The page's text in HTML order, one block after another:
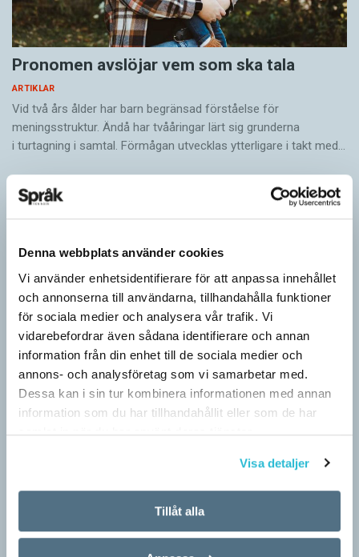
Denna webbplats använder cookies
Vi använder enhetsidentifierare för att anpassa innehållet
och annonserna till användarna, tillhandahålla funktioner
för sociala medier och analysera vår trafik. Vi
vidarebefordrar även sådana identifierare och annan
information från din enhet till de sociala medier och
annons- och analysföretag som vi samarbetar med.
Dessa kan i sin tur kombinera informationen med annan
information som du har tillhandahållit eller som de har
samlat in när du har använt deras tjänster.
Visa detaljer
Tillåt alla
Pronomen avslöjar vem som ska tala
ARTIKLAR
Vid två års ålder har barn begränsad förståelse för
meningsstruktur. Ändå har tvååringar lärt sig grunderna
i turtagning i samtal. Förmågan utvecklas ytterligare i takt med…
Hundfiskare vill få någon på kroken
ARTIKLAR